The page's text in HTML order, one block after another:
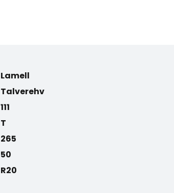
Lamell
Talverehv
111
T
265
50
R20